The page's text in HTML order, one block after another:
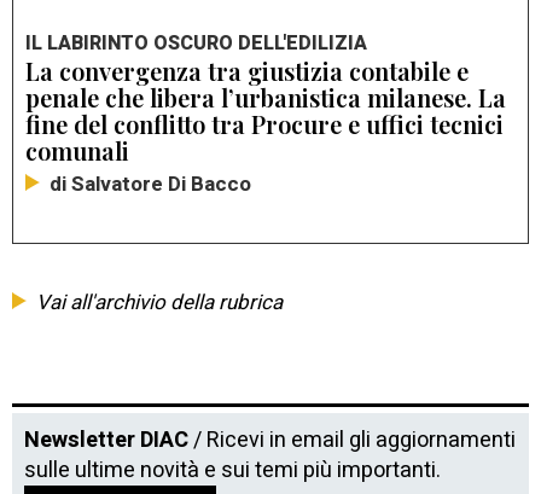
IL LABIRINTO OSCURO DELL'EDILIZIA
La convergenza tra giustizia contabile e
penale che libera l’urbanistica milanese. La
fine del conflitto tra Procure e uffici tecnici
comunali
di Salvatore Di Bacco
Vai all'archivio della rubrica
Newsletter DIAC/ Ricevi in email gli aggiornamenti
sulle ultime novità e sui temi più importanti.